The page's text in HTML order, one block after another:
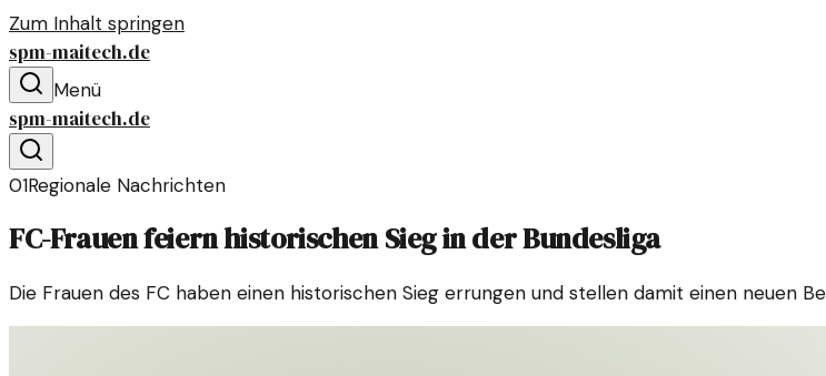
Zum Inhalt springen
spm-maitech.de
Menü
spm-maitech.de
01Regionale Nachrichten
FC-Frauen feiern historischen Sieg in der Bundesliga
Die Frauen des FC haben einen historischen Sieg errungen und stellen damit einen neuen